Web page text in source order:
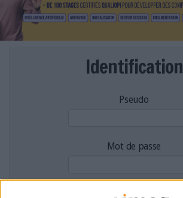
VIE NUMÉRIQUE
NUMÉRIQUE RESPONSABLE
Identification
Pseudo
Mot de passe
Filtre anti-spam